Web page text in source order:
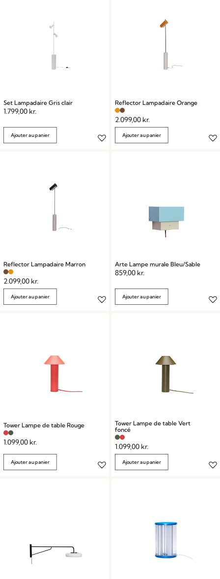
Set Lampadaire Gris clair
1.799,00 kr.
Ajouter au panier
Reflector Lampadaire Orange
2.099,00 kr.
Ajouter au panier
Reflector Lampadaire Marron
2.099,00 kr.
Ajouter au panier
Arte Lampe murale Bleu/Sable
859,00 kr.
Ajouter au panier
Tower Lampe de table Rouge
1.099,00 kr.
Ajouter au panier
Tower Lampe de table Vert
foncé
1.099,00 kr.
Ajouter au panier